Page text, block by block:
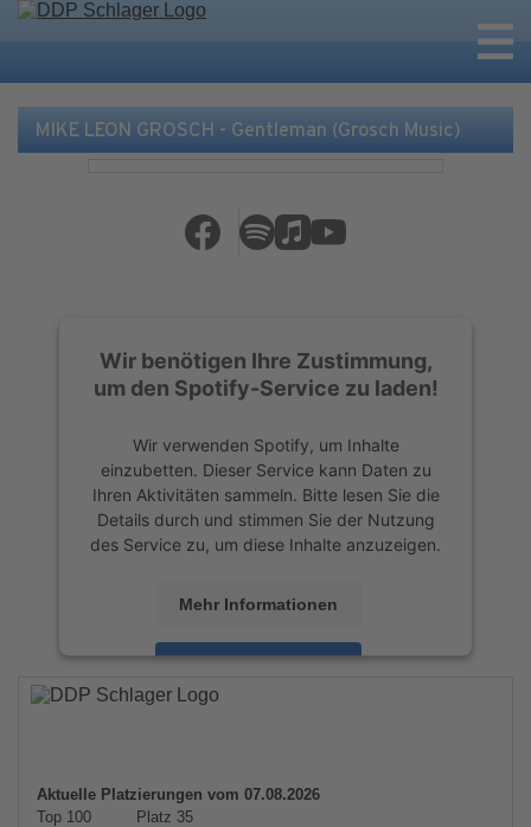
MIKE LEON GROSCH - Gentleman (Grosch Music)
Wir benötigen Ihre Zustimmung,
um den Spotify-Service zu laden!
Wir verwenden Spotify, um Inhalte
einzubetten. Dieser Service kann Daten zu
Ihren Aktivitäten sammeln. Bitte lesen Sie die
Details durch und stimmen Sie der Nutzung
des Service zu, um diese Inhalte anzuzeigen.
Mehr Informationen
Akzeptieren
powered by
Aktuelle Platzierungen vom 07.08.2026
Top 100
Platz 35